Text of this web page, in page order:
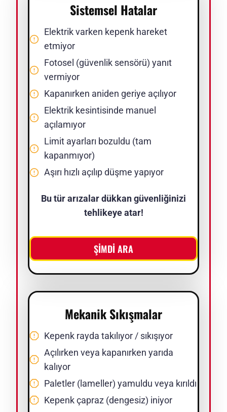
Sistemsel Hatalar
Elektrik varken kepenk hareket
etmiyor
Fotosel (güvenlik sensörü) yanıt
vermiyor
Kapanırken aniden geriye açılıyor
Elektrik kesintisinde manuel
açılamıyor
Limit ayarları bozuldu (tam
kapanmıyor)
Aşırı hızlı açılıp düşme yapıyor
Bu tür arızalar dükkan güvenliğinizi
tehlikeye atar!
ŞİMDİ ARA
Mekanik Sıkışmalar
Kepenk rayda takılıyor / sıkışıyor
Açılırken veya kapanırken yarıda
kalıyor
Paletler (lameller) yamuldu veya kırıldı
Kepenk çapraz (dengesiz) iniyor